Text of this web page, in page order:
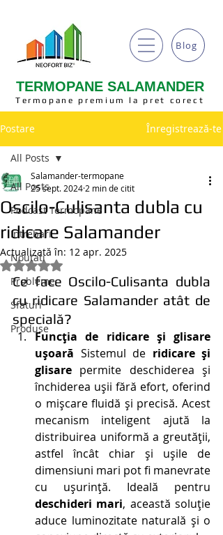
TERMOPANE SALAMANDER
Termopane premium la pret corect
Blog
Postare Înregistrează-te
All Posts
Podcast Termopane
Intrebari
Noutati
Probleme
Sfaturi
Produse
All Posts
Oscilo-Culisanta dubla cu
ridicare Salamander
Salamander-termopane
25 sept. 2024 2 min de citit
Actualizată în: 12 apr. 2025
Evaluat(ă) cu NaN din 5 stele.
Ce face Oscilo-Culisanta dubla
cu ridicare Salamander atât de
specială?
Funcția de ridicare și glisare
ușoară Sistemul de ridicare și
glisare permite deschiderea și
închiderea ușii fără efort, oferind
o mișcare fluidă și precisă. Acest
mecanism inteligent ajută la
distribuirea uniformă a greutății,
astfel încât chiar și ușile de
dimensiuni mari pot fi manevrate
deschideri mari, această soluție
aduce luminozitate naturală și o